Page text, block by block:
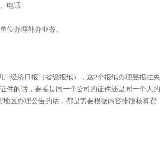
电话
位办理补办业务。
川 经济日报 （省级报纸），这2个报纸办理登报挂失
件的话，要看是同一个公司的证件还是同一个人的
区办理公告的话，都是需要根据内容排版核算费